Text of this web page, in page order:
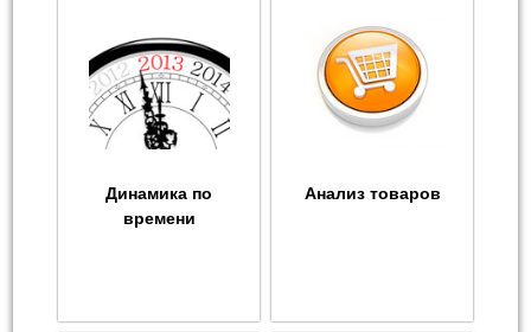
Динамика по
времени
Анализ товаров